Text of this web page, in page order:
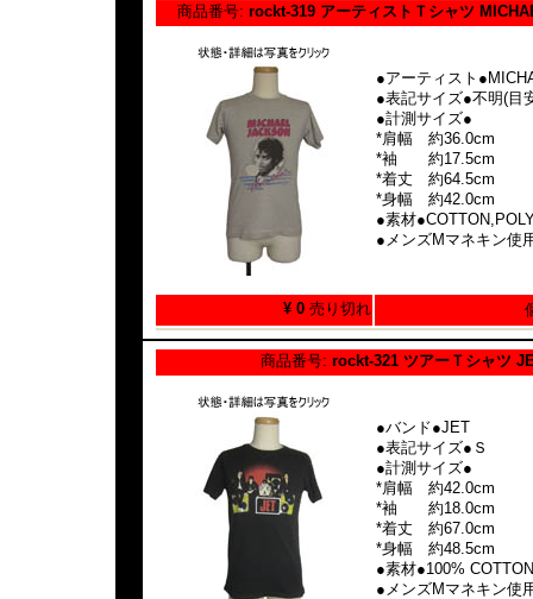
商品番号: rockt-319 アーティストＴシャツ
●アーティスト
●表記サイズ●不明(目
●計測サイズ●
*肩幅 約36.0cm
*袖 約17.5cm
*着丈 約64.5cm
*身幅 約42.0cm
●素材
●メンズMマネキン使
¥ 0 売り切れ
商品番号: rockt-321 ツアーＴシャツ
●バンド●JET
●表記サイズ●Ｓ
●計測サイズ●
*肩幅 約42.0cm
*袖 約18.0cm
*着丈 約67.0cm
*身幅 約48.5cm
●素材●100% COTTON
●メンズMマネキン使